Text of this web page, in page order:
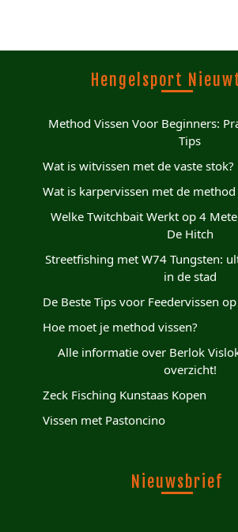
Hengelsport
Method Vissen Voor Beginners:
Tips
Wat is witvissen met de vaste stok?
Wat is karpervissen met de method
Welke Twitchbait Werkt op 4
De Hitch
Streetfishing met W74 Tungsten:
in de stad
De Beste Tips voor Feedervissen
Hoe moet je method vissen?
Alle informatie over Berlok
overzicht!
Zeck Fisching Kunstaas Kopen
Vissen met Pastoncino
Nieuwsbrief